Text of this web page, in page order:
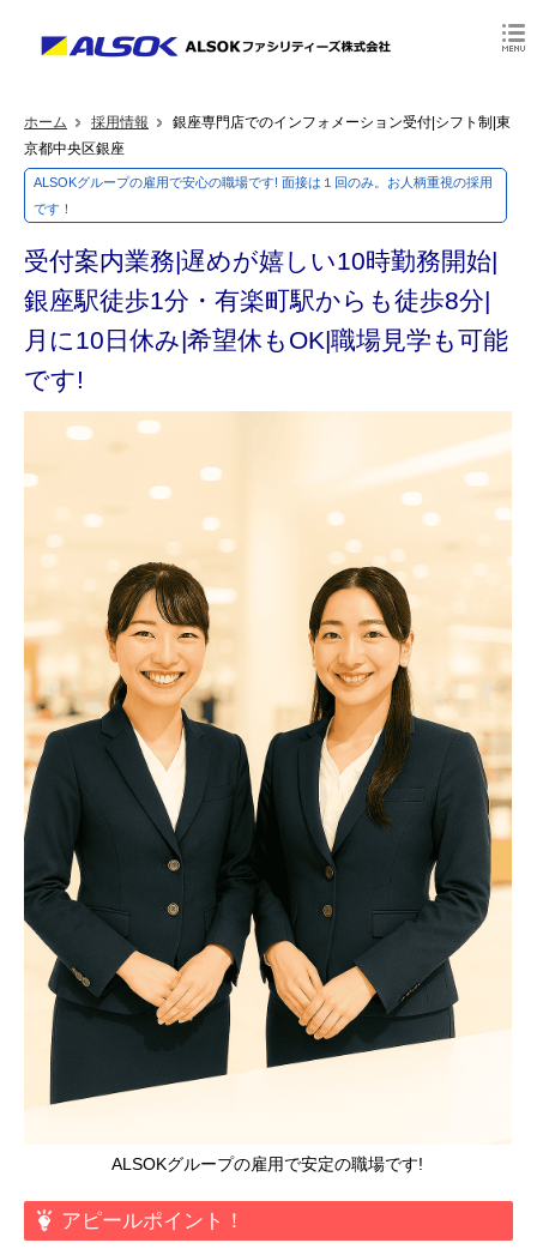
ホーム 採用情報
銀座専門店でのインフォメーション受付|シフト制|東
京都中央区銀座
ALSOKグループの雇用で安心の職場です! 面接は１回のみ。お人柄重視の採用
です！
受付案内業務|遅めが嬉しい10時勤務開始|
銀座駅徒歩1分・有楽町駅からも徒歩8分|
月に10日休み|希望休もOK|職場見学も可能
です!
ALSOKグループの雇用で安定の職場です!
アピールポイント！